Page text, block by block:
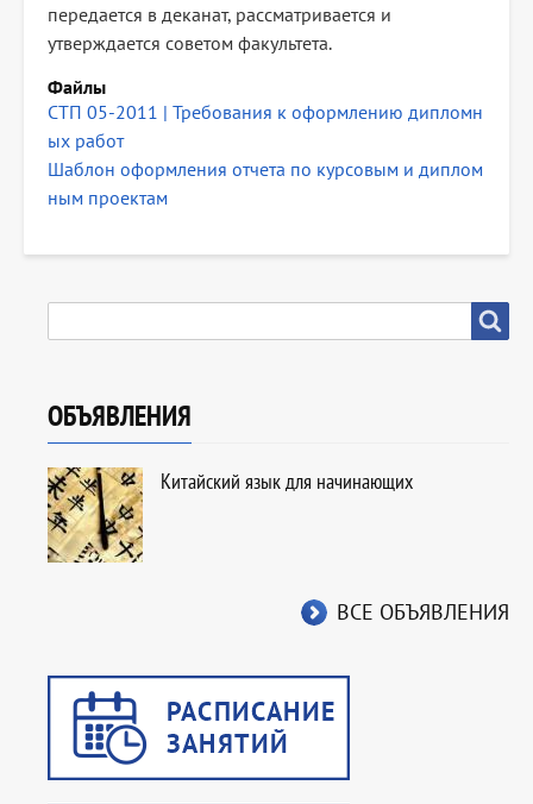
передается в деканат, рассматривается и
утверждается советом факультета.
Файлы
СТП 05-2011 | Требования к оформлению дипломн
ых работ
Шаблон оформления отчета по курсовым и диплом
ным проектам
ОБЪЯВЛЕНИЯ
Китайский язык для начинающих
ВСЕ ОБЪЯВЛЕНИЯ